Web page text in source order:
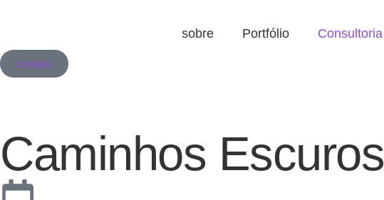
sobre Portfólio Consultoria
contato
Caminhos Escuros